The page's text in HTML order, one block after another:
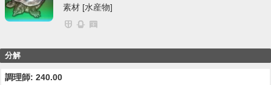
素材 [水産物]
分解
調理師: 240.00